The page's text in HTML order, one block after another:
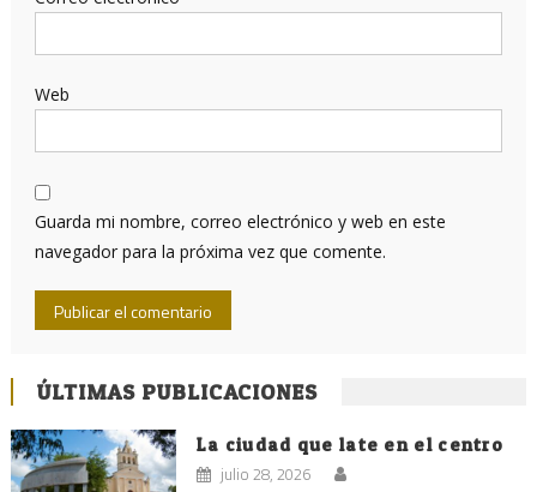
Web
Guarda mi nombre, correo electrónico y web en este
navegador para la próxima vez que comente.
ÚLTIMAS PUBLICACIONES
La ciudad que late en el centro
julio 28, 2026